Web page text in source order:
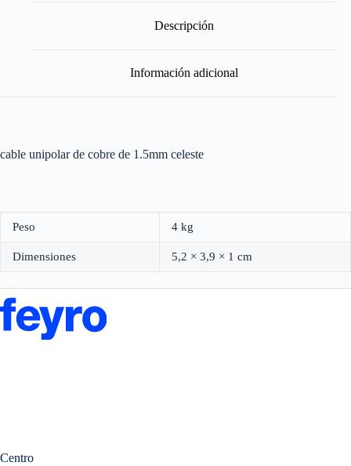
cantidad
Descripción
Información adicional
cable unipolar de cobre de 1.5mm celeste
Peso 4 kg
Dimensiones 5,2 × 3,9 × 1 cm
Centro